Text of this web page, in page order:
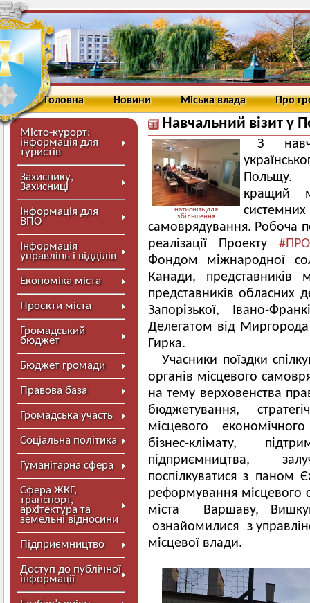
Головна Новини Міська влада Про
Місто-курорт:
інформація для
туристів
Захиснику,
Захисниці
Інформація для
ВПО
Інформація
управлінь і відділів
Економіка міста
Проєкти міста
Громадський
бюджет
Бюджет громади
Правова база
Громадська участь
Соціальна політика
Гуманітарна сфера
Сфера ЖКГ,
транспорт,
архітектура та
земельні відносини
Підприємництво
Доступ до публічної
інформації
Навчальний візит у
натисніть для
збільшення
З
Польщу.
кращий
самоврядування. Робоча
реалізації Проекту
Фондом міжнародної
Канади, представників
представників обласних
Запорізької, Івано-
Делегатом від Миргорода
Гирка.
Учасники поїздки
органів місцевого
на тему верховенства
бюджетування,
місцевого
бізнес-клімату,
підприємництва,
поспілкуватися з паном
реформування місцевого
міста Варшаву,
ознайомилися з
місцевої влади.